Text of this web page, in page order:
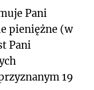
Pani
pieniężne (w
Pani
19